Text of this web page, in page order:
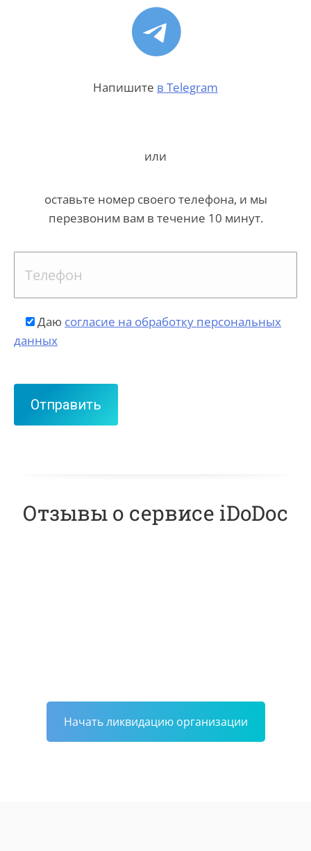
Напишите в Telegram
или
оставьте номер своего телефона, и мы
перезвоним вам в течение 10 минут.
Даю согласие на обработку персональных
данных
Отзывы о сервисе iDoDoc
Начать ликвидацию организации